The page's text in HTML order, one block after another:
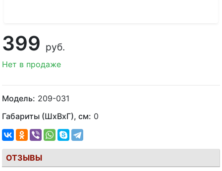
399 руб.
Нет в продаже
Модель: 209-031
Габариты (ШхВхГ), см: 0
ОТЗЫВЫ